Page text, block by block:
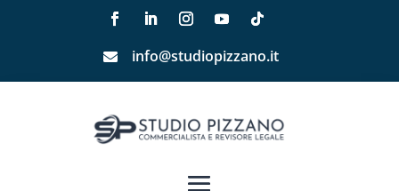
 info@studiopizzano.it